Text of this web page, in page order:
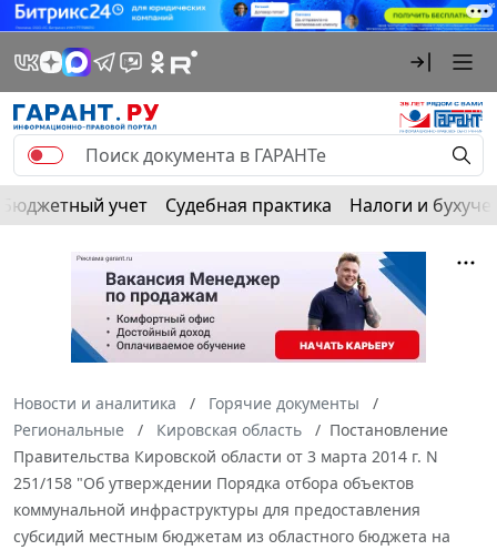
Бюджетный учет Судебная практика Налоги и
Новости и аналитика
Горячие документы
Региональные
Кировская область
Постановление
Правительства Кировской области от 3 марта 2014 г. N
251/158 "Об утверждении Порядка отбора объектов
коммунальной инфраструктуры для предоставления
субсидий местным бюджетам из областного бюджета на